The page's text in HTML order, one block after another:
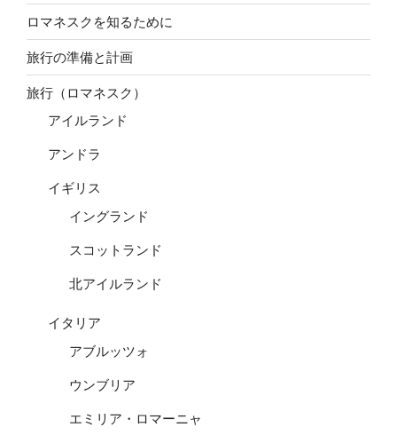
ロマネスクを知るために
旅行の準備と計画
旅行（ロマネスク）
アイルランド
アンドラ
イギリス
イングランド
スコットランド
北アイルランド
イタリア
アブルッツォ
ウンブリア
エミリア・ロマーニャ